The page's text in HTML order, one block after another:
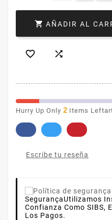
 AÑADIR AL
 
Hurry Up Only 2 Items
Escribe tu reseña
SegurançaUtilizamos
Confianza Como SIBS,
Los Pagos.